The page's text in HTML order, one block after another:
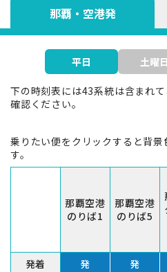
那覇・空港発
平日 土曜日
下の時刻表には43系統は含まれて
確認ください。
乗りたい便をクリックすると背
す。
那覇空港
のりば1
那覇空港
のりば5
発着 発 発